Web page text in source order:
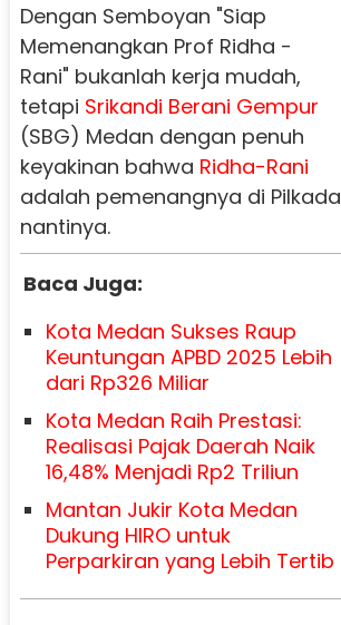
Dengan Semboyan "Siap
Memenangkan Prof Ridha -
Rani" bukanlah kerja mudah,
tetapi Srikandi Berani Gempur
(SBG) Medan dengan penuh
keyakinan bahwa Ridha-Rani
adalah pemenangnya di Pilkada
nantinya.
Baca Juga:
Kota Medan Sukses Raup
Keuntungan APBD 2025 Lebih
dari Rp326 Miliar
Kota Medan Raih Prestasi:
Realisasi Pajak Daerah Naik
16,48% Menjadi Rp2 Triliun
Mantan Jukir Kota Medan
Dukung HIRO untuk
Perparkiran yang Lebih Tertib